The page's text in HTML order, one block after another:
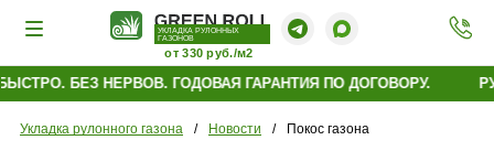
УКЛАДКА РУЛОННЫХ
ГАЗОНОВ
от 330 руб./м2
БЕЗ НЕРВОВ. ГОДОВАЯ ГАРАНТИЯ ПО ДОГОВОРУ.
Укладка рулонного газона / Новости / Покос газона